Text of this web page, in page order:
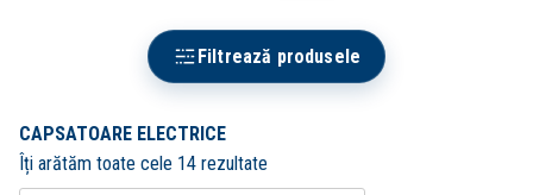
Filtrează produsele
CAPSATOARE ELECTRICE
Îți arătăm toate cele 14 rezultate